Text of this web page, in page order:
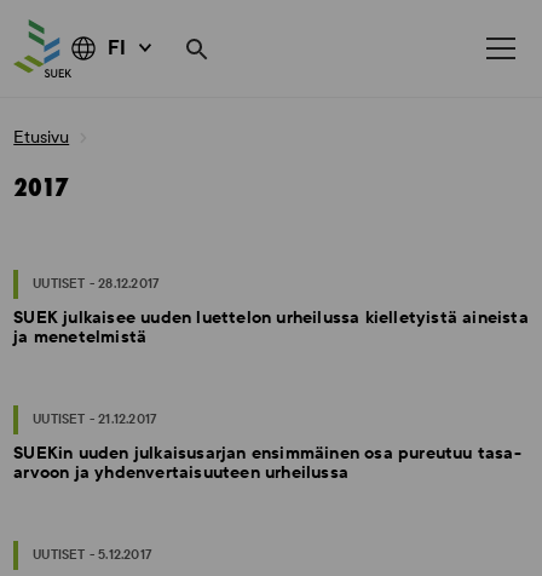
FI
Etusivu
2017
UUTISET - 28.12.2017
SUEK julkaisee uuden luettelon urheilussa kielletyistä aineista
ja menetelmistä
UUTISET - 21.12.2017
SUEKin uuden julkaisusarjan ensimmäinen osa pureutuu tasa-
arvoon ja yhdenvertaisuuteen urheilussa
UUTISET - 5.12.2017